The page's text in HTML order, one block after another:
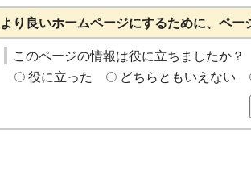
より良いホームページにするために、ペー
このページの情報は役に立ちましたか？
役に立った
どちらともいえない